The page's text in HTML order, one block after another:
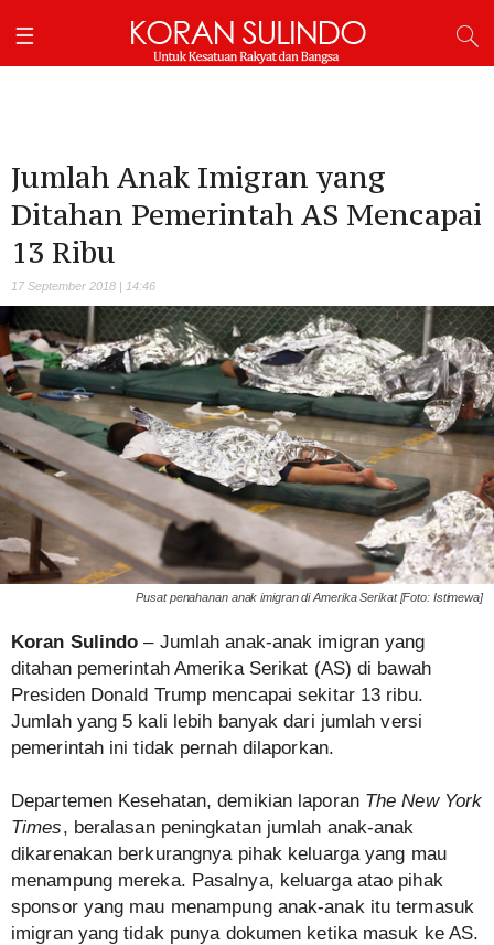
Jumlah Anak Imigran yang
Ditahan Pemerintah AS Mencapai
13 Ribu
17 September 2018 | 14:46
Pusat penahanan anak imigran di Amerika Serikat [Foto: Istimewa]
Koran Sulindo – Jumlah anak-anak imigran yang
ditahan pemerintah Amerika Serikat (AS) di bawah
Presiden Donald Trump mencapai sekitar 13 ribu.
Jumlah yang 5 kali lebih banyak dari jumlah versi
pemerintah ini tidak pernah dilaporkan.
Departemen Kesehatan, demikian laporan The New York
Times, beralasan peningkatan jumlah anak-anak
dikarenakan berkurangnya pihak keluarga yang mau
menampung mereka. Pasalnya, keluarga atao pihak
sponsor yang mau menampung anak-anak itu termasuk
imigran yang tidak punya dokumen ketika masuk ke AS.